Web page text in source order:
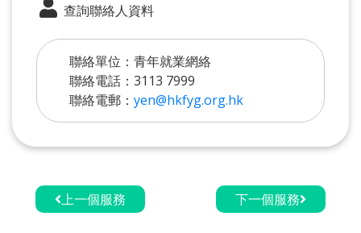
查詢聯絡人資料
聯絡單位：青年就業網絡
聯絡電話：3113 7999
聯絡電郵： yen@hkfyg.org.hk
上一個服務 下一個服務